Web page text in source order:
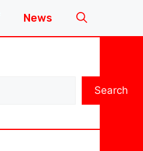
News
Search